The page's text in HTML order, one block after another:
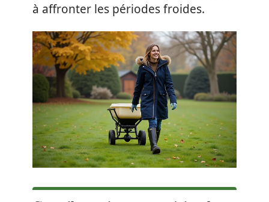
à affronter les périodes froides.